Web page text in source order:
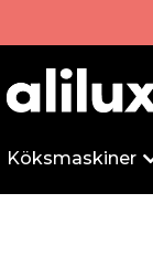
Köksmaskiner